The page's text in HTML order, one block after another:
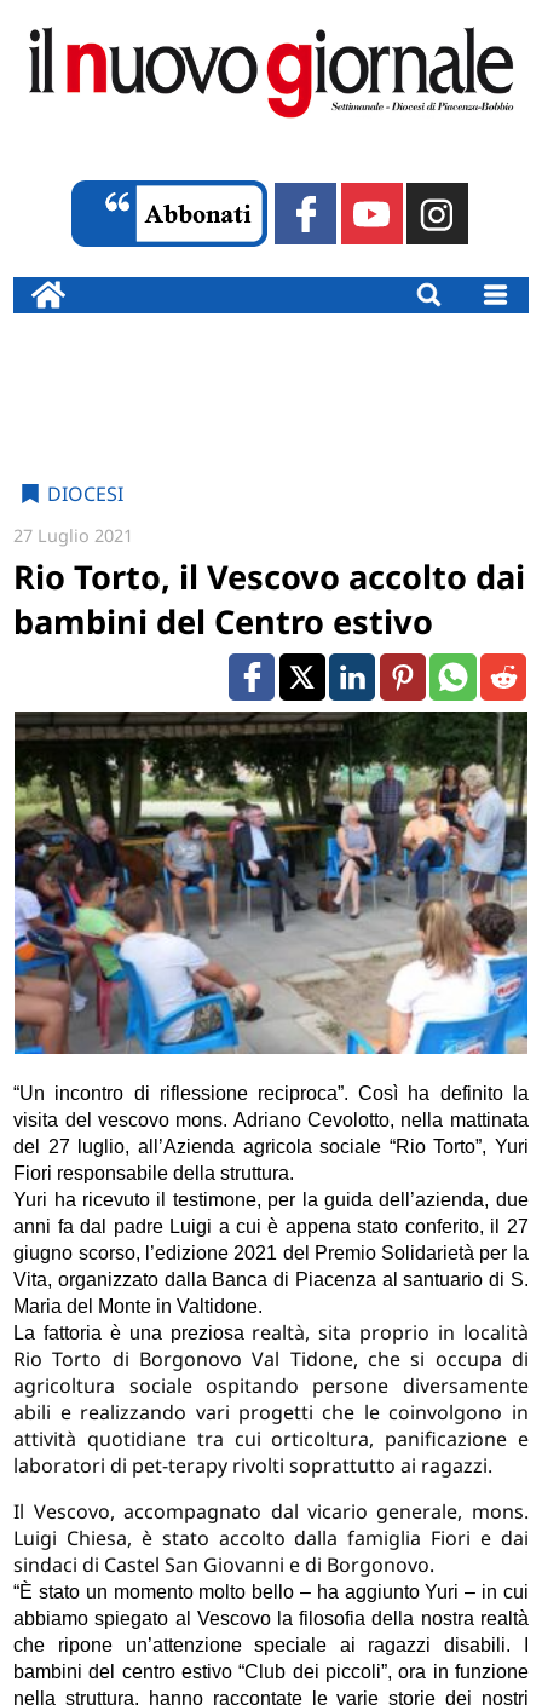
DIOCESI
27 Luglio 2021
Rio Torto, il Vescovo accolto dai
bambini del Centro estivo
“Un incontro di riflessione reciproca”. Così ha definito la
visita del vescovo mons. Adriano Cevolotto, nella mattinata
del 27 luglio, all’Azienda agricola sociale “Rio Torto”, Yuri
Fiori responsabile della struttura.
Yuri ha ricevuto il testimone, per la guida dell’azienda, due
anni fa dal padre Luigi a cui è appena stato conferito, il 27
giugno scorso, l’edizione 2021 del Premio Solidarietà per la
Vita, organizzato dalla Banca di Piacenza al santuario di S.
Maria del Monte in Valtidone.
La fattoria è una preziosarealtà, sita proprio in località
Rio Torto di Borgonovo Val Tidone, che si occupa di
agricoltura sociale ospitando persone diversamente
abili e realizzando vari progetti che le coinvolgono in
attività quotidiane tra cui orticoltura, panificazione e
laboratori di pet-terapy rivolti soprattutto ai ragazzi.
Il Vescovo, accompagnato dal vicario generale, mons.
Luigi Chiesa, è stato accolto dalla famiglia Fiori e dai
sindaci di Castel San Giovanni e di Borgonovo.
“È stato un momento molto bello – ha aggiunto Yuri – in cui
abbiamo spiegato al Vescovo la filosofia della nostra realtà
che ripone un’attenzione speciale ai ragazzi disabili. I
bambini del centro estivo “Club dei piccoli”, ora in funzione
nella struttura, hanno raccontate le varie storie dei nostri